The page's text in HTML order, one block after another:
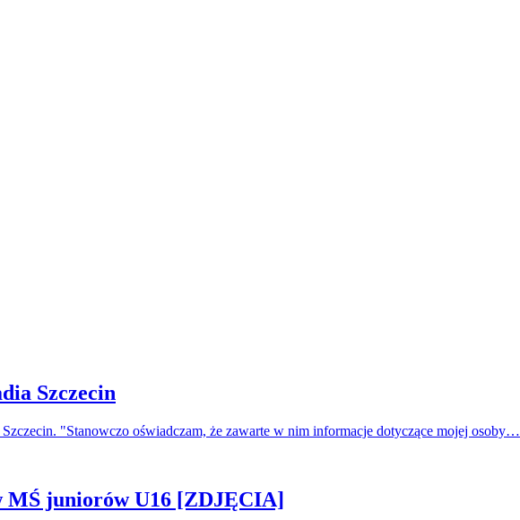
Szczecin
"Stanowczo oświadczam, że zawarte w nim informacje dotyczące mojej osoby…
juniorów U16 [ZDJĘCIA]